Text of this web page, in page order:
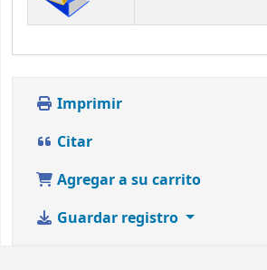
Imprimir
Citar
Agregar a su carrito
Guardar registro